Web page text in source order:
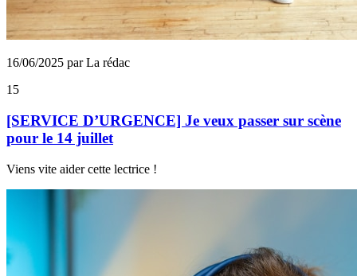
16/06/2025 par La rédac
15
[SERVICE D’URGENCE] Je veux passer sur scène
pour le 14 juillet
Viens vite aider cette lectrice !